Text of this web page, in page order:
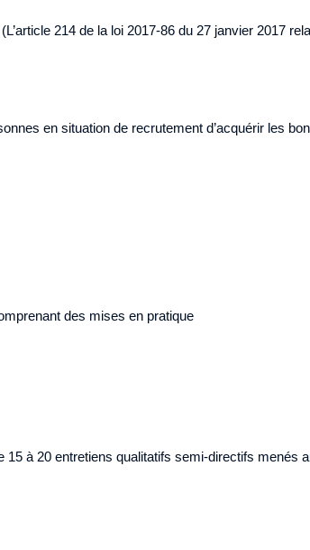
214 de la loi 2017-86 du 27 janvier 2017
en situation de recrutement d’acquérir les
des mises en pratique
15 à 20 entretiens qualitatifs semi-directifs menés